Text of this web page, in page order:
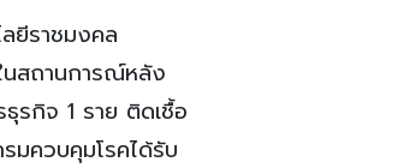
ยีราชมงคล
นสถานการณ์หลัง
รกิจ 1 ราย ติดเชื้อ
มควบคุมโรคได้รับ